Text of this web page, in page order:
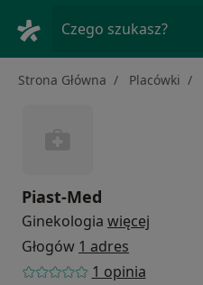
Czego szukasz?
Strona Główna Placówki
Piast-Med
Ginekologia więcej
Głogów 1 adres
1 opinia